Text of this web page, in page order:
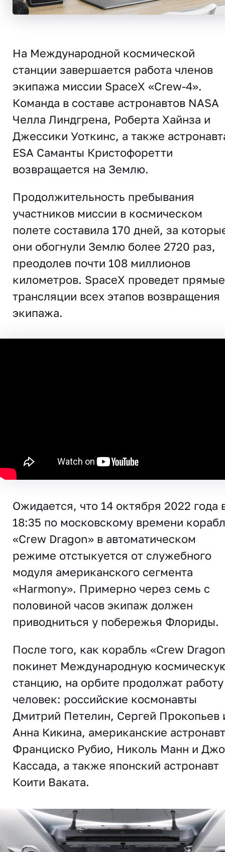
На Международной космической
станции завершается работа членов
экипажа миссии SpaceX «Crew-4».
Команда в составе астронавтов NASA
Челла Линдгрена, Роберта Хайнза и
Джессики Уоткинс, а также
ESA Саманты Кристофоретти
возвращается на Землю.
Продолжительность пребывания
участников миссии в космическом
полете составила 170 дней, за
они обогнули Землю более 2720 раз,
преодолев почти 108 миллионов
километров. SpaceX проведет прямые
трансляции всех этапов возвращения
экипажа.
Ожидается, что 14 октября 2022 года
18:35 по московскому времени
«Crew Dragon» в автоматическом
режиме отстыкуется от служебного
модуля американского сегмента
«Harmony». Примерно через семь с
половиной часов экипаж должен
приводниться у побережья Флориды.
После того, как корабль «Crew
покинет Международную
станцию, на орбите продолжат
человек: российские космонавты
Дмитрий Петелин, Сергей Прокопьев
Анна Кикина, американские
Франциско Рубио, Николь Манн и
Кассада, а также японский астронавт
Коити Ваката.